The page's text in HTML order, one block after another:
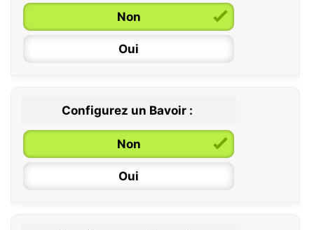
6 / 12 mois
12 / 18 mois
Non
Oui
Configurez un Bavoir :
Non
Oui